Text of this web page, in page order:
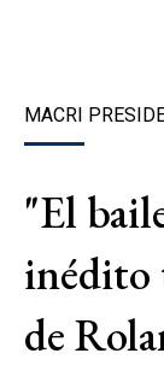
MACRI
"El
inédito
de